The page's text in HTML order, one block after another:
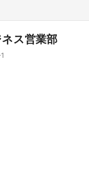
ス営業部